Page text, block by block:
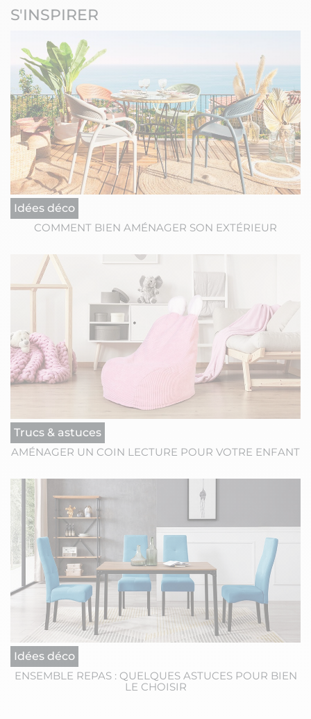
S'INSPIRER
Idées déco
COMMENT BIEN AMÉNAGER SON EXTÉRIEUR
Trucs & astuces
AMÉNAGER UN COIN LECTURE POUR VOTRE ENFANT
Idées déco
ENSEMBLE REPAS : QUELQUES ASTUCES POUR BIEN
LE CHOISIR